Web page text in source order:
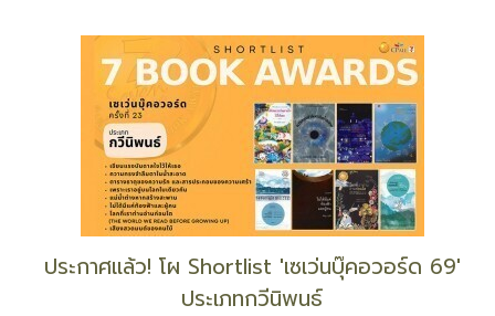
ประกาศแล้ว! โผ Shortlist 'เซเว่นบุ๊คอวอร์ด 69'
ประเภทกวีนิพนธ์